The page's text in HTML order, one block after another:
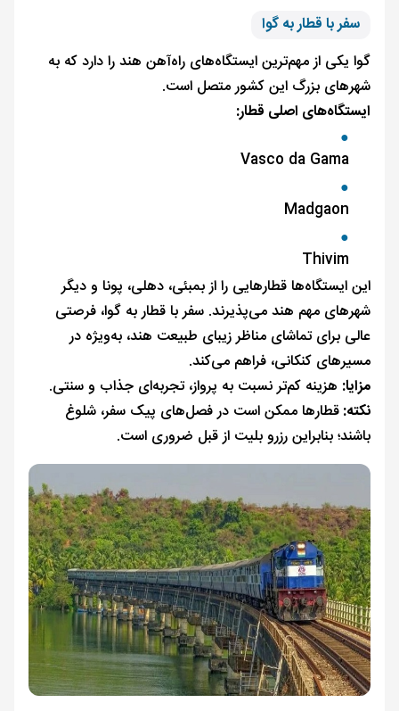
سفر با قطار به گوا
گوا یکی از مهم‌ترین ایستگاه‌های راه‌آهن هند را دارد که به
شهرهای بزرگ این کشور متصل است.
ایستگاه‌های اصلی قطار:
Vasco da Gama
Madgaon
Thivim
این ایستگاه‌ها قطارهایی را از بمبئی، دهلی، پونا و دیگر
شهرهای مهم هند می‌پذیرند. سفر با قطار به گوا، فرصتی
عالی برای تماشای مناظر زیبای طبیعت هند، به‌ویژه در
مسیرهای کنکانی، فراهم می‌کند.
مزایا: هزینه کم‌تر نسبت به پرواز، تجربه‌ای جذاب و سنتی.
نکته:قطارها ممکن است در فصل‌های پیک سفر، شلوغ
باشند؛ بنابراین رزرو بلیت از قبل ضروری است.